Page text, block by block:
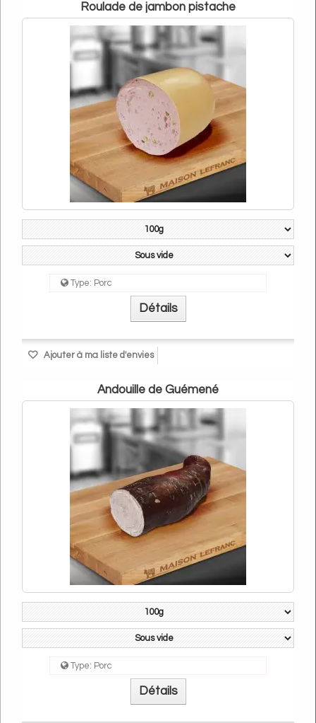
Roulade de jambon pistache
Type: Porc
Détails
Ajouter à ma liste d'envies
Andouille de Guémené
Type: Porc
Détails